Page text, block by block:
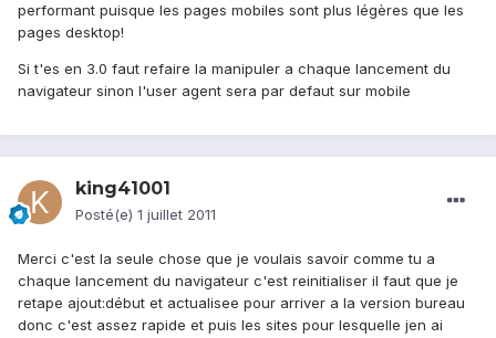
performant puisque les pages mobiles sont plus légères que les
pages desktop!
Si t'es en 3.0 faut refaire la manipuler a chaque lancement du
navigateur sinon l'user agent sera par defaut sur mobile
king41001
Posté(e) 1 juillet 2011
Merci c'est la seule chose que je voulais savoir comme tu a
chaque lancement du navigateur c'est reinitialiser il faut que je
retape ajout:début et actualisee pour arriver a la version bureau
donc c'est assez rapide et puis les sites pour lesquelle jen ai